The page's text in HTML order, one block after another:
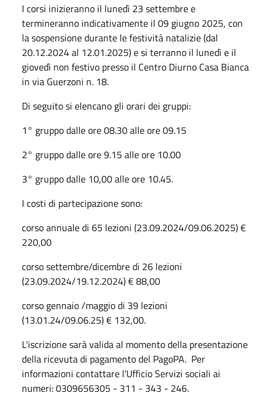
I corsi inizieranno il lunedì 23 settembre e
termineranno indicativamente il 09 giugno 2025, con
la sospensione durante le festività natalizie (dal
20.12.2024 al 12.01.2025) e si terranno il lunedì e il
giovedì non festivo presso il Centro Diurno Casa Bianca
in via Guerzoni n. 18.
Di seguito si elencano gli orari dei gruppi:
1° gruppo dalle ore 08.30 alle ore 09.15
2° gruppo dalle ore 9.15 alle ore 10.00
3° gruppo dalle 10,00 alle ore 10.45.
I costi di partecipazione sono:
corso annuale di 65 lezioni (23.09.2024/09.06.2025) €
220,00
corso settembre/dicembre di 26 lezioni
(23.09.2024/19.12.2024) € 88,00
corso gennaio /maggio di 39 lezioni
(13.01.24/09.06.25) € 132,00.
L'iscrizione sarà valida al momento della presentazione
della ricevuta di pagamento del PagoPA. Per
informazioni contattare l'Ufficio Servizi sociali ai
numeri: 0309656305 - 311 - 343 - 246.